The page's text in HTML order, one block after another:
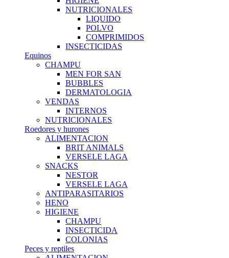
NUTRICIONALES
LIQUIDO
POLVO
COMPRIMIDOS
INSECTICIDAS
Equinos
CHAMPU
MEN FOR SAN
BUBBLES
DERMATOLOGIA
VENDAS
INTERNOS
NUTRICIONALES
Roedores y hurones
ALIMENTACION
BRIT ANIMALS
VERSELE LAGA
SNACKS
NESTOR
VERSELE LAGA
ANTIPARASITARIOS
HENO
HIGIENE
CHAMPU
INSECTICIDA
COLONIAS
Peces y reptiles